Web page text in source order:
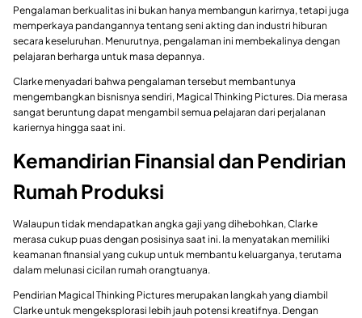
Pengalaman berkualitas ini bukan hanya membangun karirnya, tetapi juga
memperkaya pandangannya tentang seni akting dan industri hiburan
secara keseluruhan. Menurutnya, pengalaman ini membekalinya dengan
pelajaran berharga untuk masa depannya.
Clarke menyadari bahwa pengalaman tersebut membantunya
mengembangkan bisnisnya sendiri, Magical Thinking Pictures. Dia merasa
sangat beruntung dapat mengambil semua pelajaran dari perjalanan
kariernya hingga saat ini.
Kemandirian Finansial dan Pendirian
Rumah Produksi
Walaupun tidak mendapatkan angka gaji yang dihebohkan, Clarke
merasa cukup puas dengan posisinya saat ini. Ia menyatakan memiliki
keamanan finansial yang cukup untuk membantu keluarganya, terutama
dalam melunasi cicilan rumah orangtuanya.
Pendirian Magical Thinking Pictures merupakan langkah yang diambil
Clarke untuk mengeksplorasi lebih jauh potensi kreatifnya. Dengan